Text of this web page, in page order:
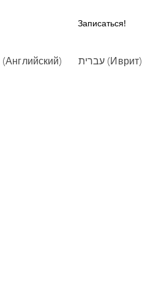
Записаться!
(Английский) עברית (Иврит)